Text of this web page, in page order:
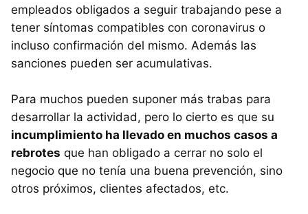
empleados obligados a seguir trabajando pese a
tener síntomas compatibles con coronavirus o
incluso confirmación del mismo. Además las
sanciones pueden ser acumulativas.
Para muchos pueden suponer más trabas para
desarrollar la actividad, pero lo cierto es que su
incumplimiento ha llevado en muchos casos a
rebrotes que han obligado a cerrar no solo el
negocio que no tenía una buena prevención, sino
otros próximos, clientes afectados, etc.